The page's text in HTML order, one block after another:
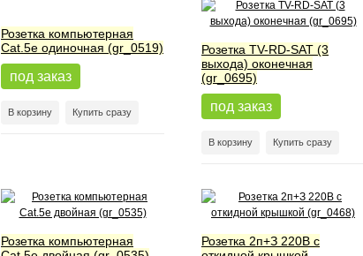
Розетка компьютерная
Cat.5e одиночная (gr_0519)
под заказ
В корзину Купить сразу
Розетка TV-RD-SAT (3
выхода) оконечная
(gr_0695)
под заказ
В корзину Купить сразу
Розетка компьютерная
Розетка 2п+З 220В с